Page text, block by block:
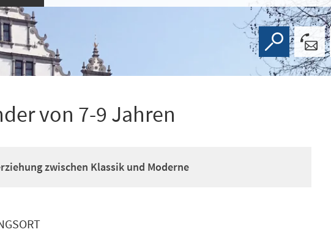
von 7-9 Jahren
zwischen Klassik und Moderne